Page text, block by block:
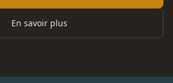
En savoir plus